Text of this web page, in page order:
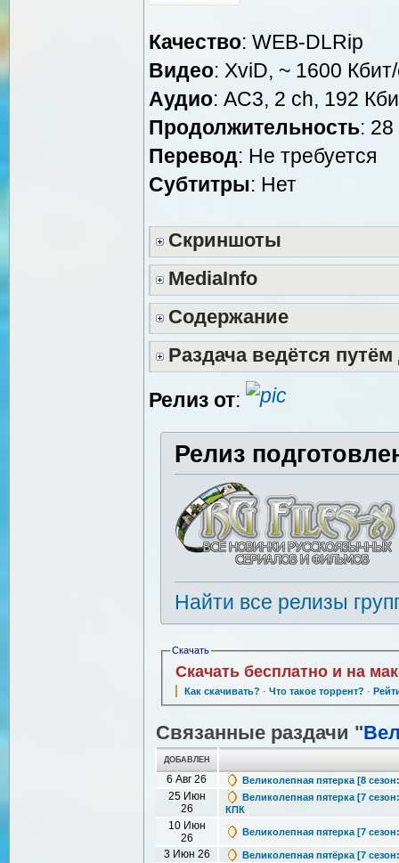
Качество: WEB-DLRip
Видео: XviD, ~ 1600
Аудио: AC3, 2 ch, 192
Продолжительность:
Перевод: Не требуется
Cубтитры: Нет
Скриншоты
MediaInfo
Содержание
Раздача ведётся
Релиз от:
Релиз
Найти все релизы
Скачать
Скачать бесплатно и на
Как скачивать? · Что такое торрент? ·
Связанные раздачи "
ДОБАВЛЕН
6 Авг 26 Великолепная пятерка [8
25 Июн
26
Великолепная пятерка [7
КПК
10 Июн
26
Великолепная пятерка [7
3 Июн 26 Великолепная пятёрка [7